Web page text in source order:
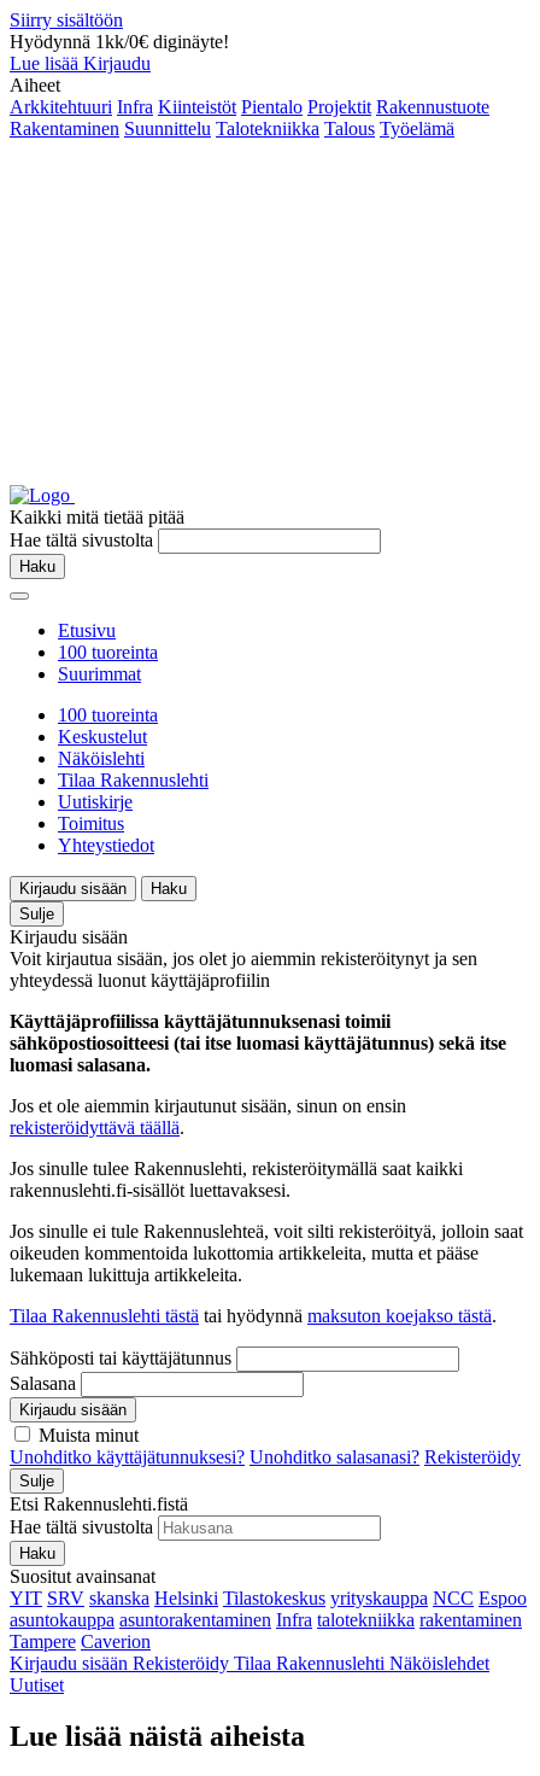
Siirry sisältöön
Hyödynnä 1kk/0€ diginäyte!
Lue lisää Kirjaudu
Aiheet
Arkkitehtuuri Infra Kiinteistöt Pientalo Projektit Rakennustuote
Rakentaminen Suunnittelu Talotekniikka Talous Työelämä
Kaikki mitä tietää pitää
Hae tältä sivustolta
Haku
Etusivu
100 tuoreinta
Suurimmat
100 tuoreinta
Keskustelut
Näköislehti
Tilaa Rakennuslehti
Uutiskirje
Toimitus
Yhteystiedot
Kirjaudu sisään
Haku
Sulje
Kirjaudu sisään
Voit kirjautua sisään, jos olet jo aiemmin rekisteröitynyt ja sen
yhteydessä luonut käyttäjäprofiilin
Käyttäjäprofiilissa käyttäjätunnuksenasi toimii
sähköpostiosoitteesi (tai itse luomasi käyttäjätunnus) sekä itse
luomasi salasana.
Jos et ole aiemmin kirjautunut sisään, sinun on ensin
rekisteröidyttävä täällä.
Jos sinulle tulee Rakennuslehti, rekisteröitymällä saat kaikki
rakennuslehti.fi-sisällöt luettavaksesi.
Jos sinulle ei tule Rakennuslehteä, voit silti rekisteröityä, jolloin saat
oikeuden kommentoida lukottomia artikkeleita, mutta et pääse
lukemaan lukittuja artikkeleita.
Tilaa Rakennuslehti tästä tai hyödynnä maksuton koejakso tästä.
Sähköposti tai käyttäjätunnus
Salasana
Kirjaudu sisään
Muista minut
Unohditko käyttäjätunnuksesi? Unohditko salasanasi? Rekisteröidy
Sulje
Etsi Rakennuslehti.fistä
Hae tältä sivustolta
Haku
Suositut avainsanat
YIT SRV skanska Helsinki Tilastokeskus yrityskauppa NCC Espoo
asuntokauppa asuntorakentaminen Infra talotekniikka rakentaminen
Tampere Caverion
Kirjaudu sisään Rekisteröidy Tilaa Rakennuslehti Näköislehdet
Uutiset
Lue lisää näistä aiheista